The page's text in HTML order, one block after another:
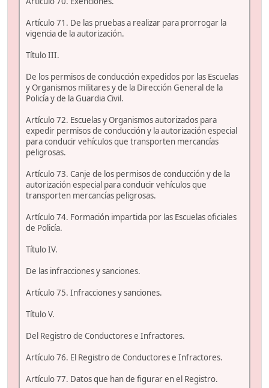
Artículo 71. De las pruebas a realizar para prorrogar la
vigencia de la autorización.
Título III.
De los permisos de conducción expedidos por las Escuelas
y Organismos militares y de la Dirección General de la
Policía y de la Guardia Civil.
Artículo 72. Escuelas y Organismos autorizados para
expedir permisos de conducción y la autorización especial
para conducir vehículos que transporten mercancías
peligrosas.
Artículo 73. Canje de los permisos de conducción y de la
autorización especial para conducir vehículos que
transporten mercancías peligrosas.
Artículo 74. Formación impartida por las Escuelas oficiales
de Policía.
Título IV.
De las infracciones y sanciones.
Artículo 75. Infracciones y sanciones.
Título V.
Del Registro de Conductores e Infractores.
Artículo 76. El Registro de Conductores e Infractores.
Artículo 77. Datos que han de figurar en el Registro.